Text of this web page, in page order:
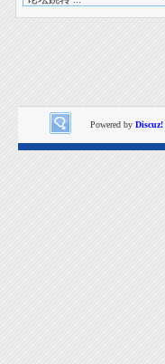
Powered by Discuz!